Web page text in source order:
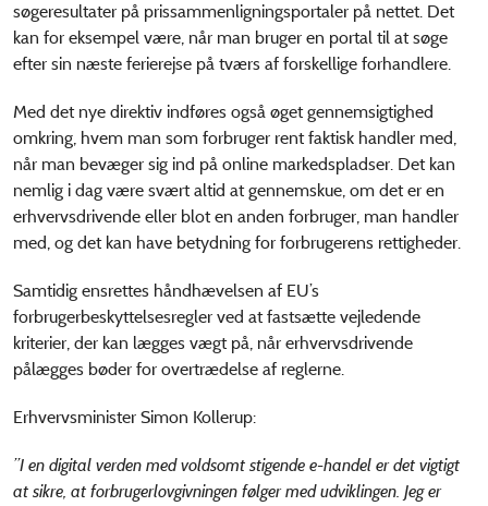
søgeresultater på prissammenligningsportaler på nettet. Det
kan for eksempel være, når man bruger en portal til at søge
efter sin næste ferierejse på tværs af forskellige forhandlere.
Med det nye direktiv indføres også øget gennemsigtighed
omkring, hvem man som forbruger rent faktisk handler med,
når man bevæger sig ind på online markedspladser. Det kan
nemlig i dag være svært altid at gennemskue, om det er en
erhvervsdrivende eller blot en anden forbruger, man handler
med, og det kan have betydning for forbrugerens rettigheder.
Samtidig ensrettes håndhævelsen af EU’s
forbrugerbeskyttelsesregler ved at fastsætte vejledende
kriterier, der kan lægges vægt på, når erhvervsdrivende
pålægges bøder for overtrædelse af reglerne.
Erhvervsminister Simon Kollerup:
”I en digital verden med voldsomt stigende e-handel er det vigtigt
at sikre, at forbrugerlovgivningen følger med udviklingen. Jeg er